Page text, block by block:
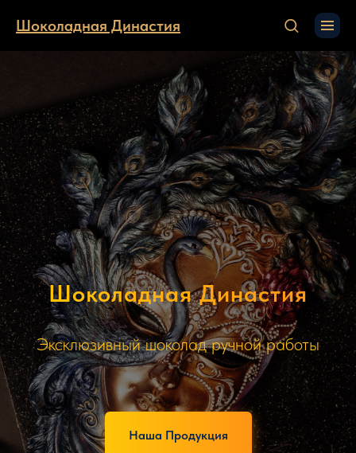
Шоколадная Династия
Шоколадная Династия
Эксклюзивный шоколад ручной работы
Наша Продукция